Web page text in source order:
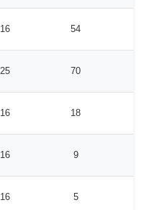
16 54
25 70
16 18
16 9
16 5